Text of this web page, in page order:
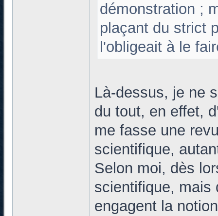
démonstration ;
plaçant du strict
l'obligeait à le
Là-dessus, je ne
du tout, en effet,
me fasse une
scientifique,
Selon moi, dès
scientifique, mais
engagent la